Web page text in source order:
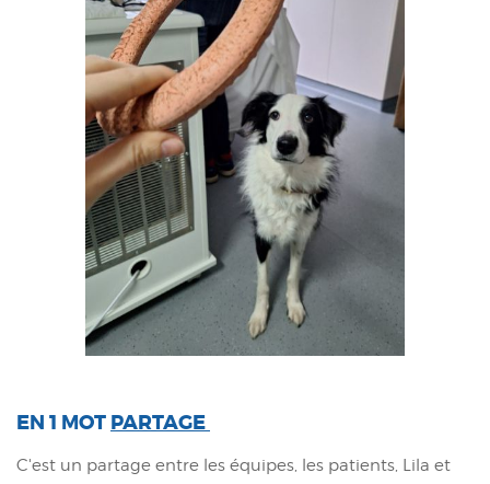
EN 1 MOT PARTAGE
C'est un partage entre les équipes, les patients, Lila et